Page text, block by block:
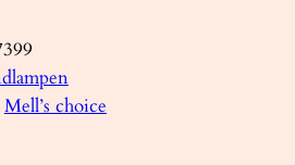
Mell’s choice